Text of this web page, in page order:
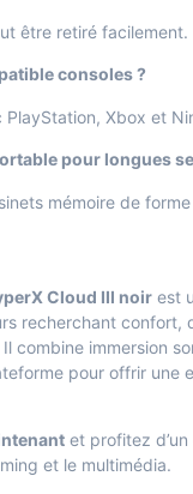
être retiré facilement.
consoles ?
PlayStation, Xbox et
pour longues
mémoire de
Cloud III noir est
recherchant confort,
combine immersion
pour offrir une
et profitez
et le multimédia.